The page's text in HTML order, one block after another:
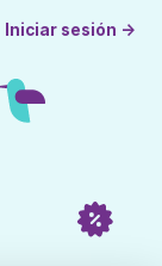
Iniciar sesión →